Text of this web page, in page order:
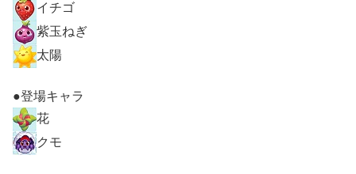
イチゴ
紫玉ねぎ
太陽
●登場キャラ
花
クモ